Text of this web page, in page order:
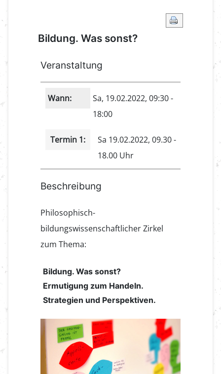
Bildung. Was sonst?
Veranstaltung
Wann: Sa, 19.02.2022, 09:30-
18:00
Termin 1:
Sa 19.02.2022, 09.30 -
18.00 Uhr
Beschreibung
Philosophisch-
bildungswissenschaftlicher Zirkel
zum Thema:
Bildung. Was sonst?
Ermutigung zum Handeln.
Strategien und Perspektiven.